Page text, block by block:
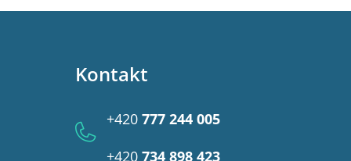
Kontakt
+420 777 244 005
+420 734 898 423